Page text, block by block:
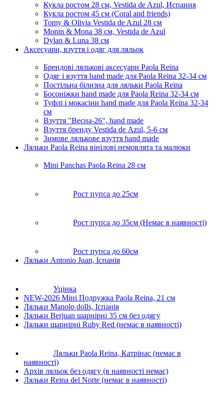
Кукла ростом 28 см, Vestida de Azul, Испания
Кукла ростом 45 см (Coral and friends)
Tomy & Olivia Vestida de Azul 28 см
Monin & Mona 38 см, Vestida de Azul
Dylan & Luna 38 см
Аксесуари, взуття і одяг для ляльок
Брендові лялькові аксесуари Paola Reina
Одяг і взуття hand made для Paola Reina 32-34 см
Постільна білизна для ляльки Paola Reina
Босоніжки hand made для Paola Reina 32-34 см
Туфлі і мокасіни hand made для Paola Reina 32-34
см
Взуття "Весна-26", hand made
Взуття бренду Vestida de Аzul, 5-6 см
Зимове лялькове взуття hand made
Ляльки Paola Reina вiнiловi немовлята та малюки
Mini Panchas Paola Reina 28 cм
Рост пупса до 25см
Рост пупса до 35см (Немає в наявності)
Рост пупса до 60см
Ляльки Antonio Juan, Іспанія
Уцінка
NEW-2026 Мiнi Подружка Paola Reina, 21 см
Ляльки Manolo dolls, Icпанiя
Ляльки Berjuan шарнірні 35 см без одягу
Ляльки шарнірні Ruby Red (немає в наявності)
Ляльки Paola Reina, Катрiнас (немає в
наявності)
Архів ляльок без одягу (в наявності немає)
Ляльки Reina del Norte (немає в наявності)